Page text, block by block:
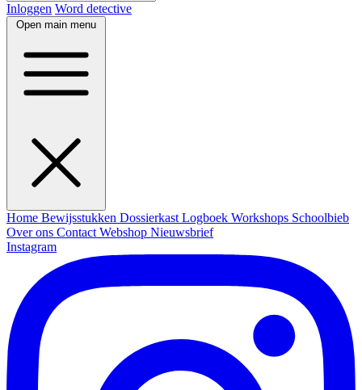
Inloggen Word detective
Open main menu
Home Bewijsstukken Dossierkast Logboek Workshops Schoolbieb
Over ons Contact Webshop Nieuwsbrief
Instagram